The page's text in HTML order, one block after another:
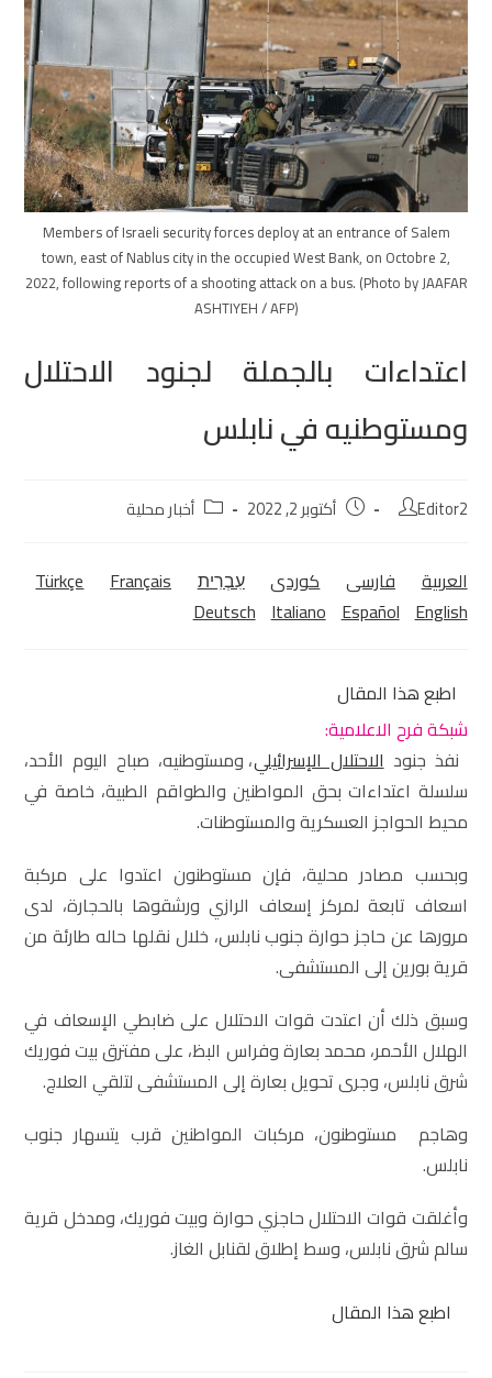
Members of Israeli security forces deploy at an entrance of Salem
town, east of Nablus city in the occupied West Bank, on Octobre 2,
2022, following reports of a shooting attack on a bus. (Photo by JAAFAR
ASHTIYEH / AFP)
اعتداءات بالجملة لجنود الاحتلال
ومستوطنيه في نابلس
Editor2 أكتوبر 2, 2022 أخبار محلية
العربية فارسی كوردی‎ עִבְרִית Türkçe
Français
Deutsch Italiano Español English
اطبع هذا المقال
شبكة فرح الاعلامية:
نفذ جنودالاحتلال الإسرائيلي، ومستوطنيه، صباح اليوم الأحد،
سلسلة اعتداءات بحق المواطنين والطواقم الطبية، خاصة في
محيط الحواجز العسكرية والمستوطنات.
وبحسب مصادر محلية، فإن مستوطنون اعتدوا على مركبة
اسعاف تابعة لمركز إسعاف الرازي ورشقوها بالحجارة، لدى
مرورها عن حاجز حوارة جنوب نابلس، خلال نقلها حاله طارئة من
قرية بورين إلى المستشفى.
وسبق ذلك أن اعتدت قوات الاحتلال على ضابطي الإسعاف في
الهلال الأحمر، محمد بعارة وفراس البظ، على مفترق بيت فوريك
شرق نابلس، وجرى تحويل بعارة إلى المستشفى لتلقي العلاج.
وهاجم مستوطنون، مركبات المواطنين قرب يتسهار جنوب
نابلس.
وأغلقت قوات الاحتلال حاجزي حوارة وبيت فوريك، ومدخل قرية
سالم شرق نابلس، وسط إطلاق لقنابل الغاز.
اطبع هذا المقال